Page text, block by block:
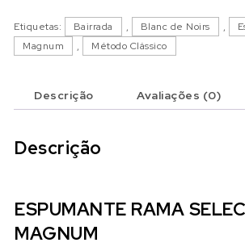
Etiquetas: Bairrada , Blanc de Noirs ,
Magnum
, Método Clássico
Descrição Avaliações (0)
Descrição
ESPUMANTE RAMA
MAGNUM